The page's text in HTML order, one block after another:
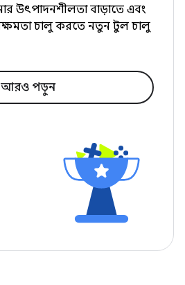
উৎপাদনশীলতা বাড়াতে এবং
চালু করতে নতুন টুল চালু
আরও পড়ুন